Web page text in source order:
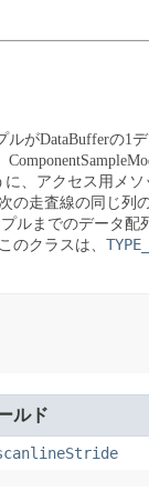
がDataBufferの1
、アクセス用メソ
の走査線の同じ列
ルまでのデータ配
このクラスは、
ルド